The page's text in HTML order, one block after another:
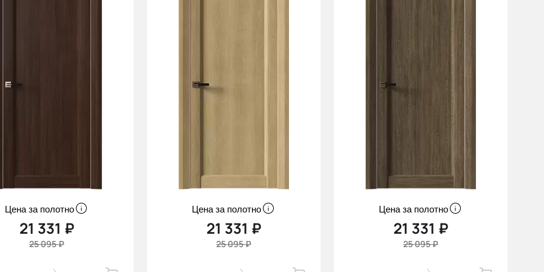
Цена за полотно
21 331 ₽
25 095 ₽
Цена за полотно
21 331 ₽
25 095 ₽
Цена за полотно
21 331 ₽
25 095 ₽